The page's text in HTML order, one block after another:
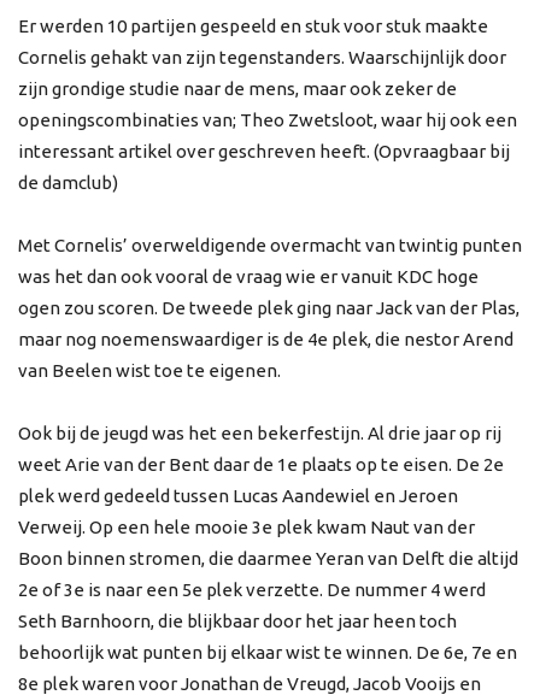
Er werden 10 partijen gespeeld en stuk voor stuk maakte
Cornelis gehakt van zijn tegenstanders. Waarschijnlijk door
zijn grondige studie naar de mens, maar ook zeker de
openingscombinaties van; Theo Zwetsloot, waar hij ook een
interessant artikel over geschreven heeft. (Opvraagbaar bij
de damclub)
Met Cornelis’ overweldigende overmacht van twintig punten
was het dan ook vooral de vraag wie er vanuit KDC hoge
ogen zou scoren. De tweede plek ging naar Jack van der Plas,
maar nog noemenswaardiger is de 4e plek, die nestor Arend
van Beelen wist toe te eigenen.
Ook bij de jeugd was het een bekerfestijn. Al drie jaar op rij
weet Arie van der Bent daar de 1e plaats op te eisen. De 2e
plek werd gedeeld tussen Lucas Aandewiel en Jeroen
Verweij. Op een hele mooie 3e plek kwam Naut van der
Boon binnen stromen, die daarmee Yeran van Delft die altijd
2e of 3e is naar een 5e plek verzette. De nummer 4 werd
Seth Barnhoorn, die blijkbaar door het jaar heen toch
behoorlijk wat punten bij elkaar wist te winnen. De 6e, 7e en
8e plek waren voor Jonathan de Vreugd, Jacob Vooijs en